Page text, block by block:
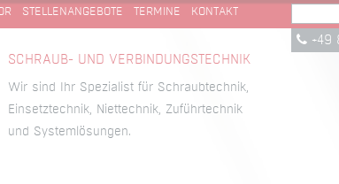
STELLENANGEBOTE TERMINE KONTAKT
SCHRAUB- UND VERBINDUNGSTECHNIK
Wir sind Ihr Spezialist für Schraubtechnik,
Einsetztechnik, Niettechnik, Zuführtechnik
und Systemlösungen.
+49